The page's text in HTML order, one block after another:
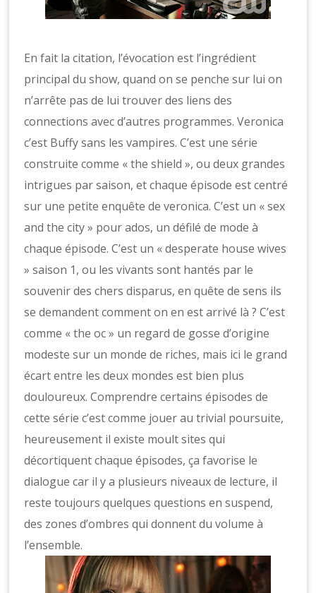
En fait la citation, l’évocation est l’ingrédient
principal du show, quand on se penche sur lui on
n’arrête pas de lui trouver des liens des
connections avec d’autres programmes. Veronica
c’est Buffy sans les vampires. C’est une série
construite comme « the shield », ou deux grandes
intrigues par saison, et chaque épisode est centré
sur une petite enquête de veronica. C’est un « sex
and the city » pour ados, un défilé de mode à
chaque épisode. C’est un « desperate house wives
» saison 1, ou les vivants sont hantés par le
souvenir des chers disparus, en quête de sens ils
se demandent comment on en est arrivé là ? C’est
comme « the oc » un regard de gosse d’origine
modeste sur un monde de riches, mais ici le grand
écart entre les deux mondes est bien plus
douloureux. Comprendre certains épisodes de
cette série c’est comme jouer au trivial poursuite,
heureusement il existe moult sites qui
décortiquent chaque épisodes, ça favorise le
dialogue car il y a plusieurs niveaux de lecture, il
reste toujours quelques questions en suspend,
des zones d’ombres qui donnent du volume à
l’ensemble.